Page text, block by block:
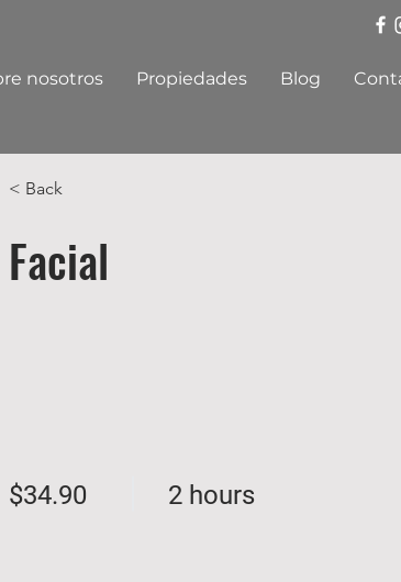
nosotros Propiedades Blog
< Back
Facial
$34.90 2 hours